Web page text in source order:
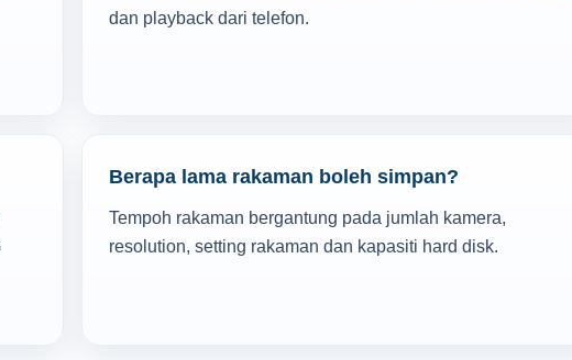
dan playback dari telefon.
Berapa lama rakaman boleh simpan?
Tempoh rakaman bergantung pada jumlah kamera,
resolution, setting rakaman dan kapasiti hard disk.